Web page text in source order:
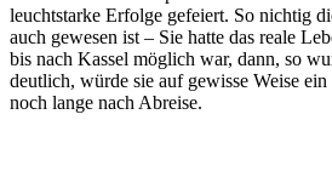
leuchtstarke Erfolge gefeiert. So nichtig
auch gewesen ist – Sie hatte das reale
bis nach Kassel möglich war, dann, so
deutlich, würde sie auf gewisse Weise
noch lange nach Abreise.